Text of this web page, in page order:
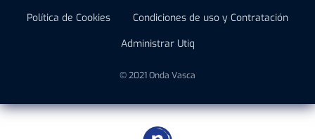
Política de Cookies
Condiciones de uso y Contratación
Administrar Utiq
© 2021 Onda Vasca